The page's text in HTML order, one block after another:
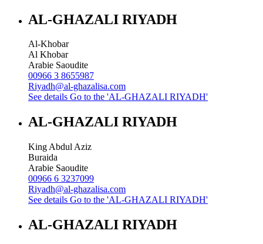
AL-GHAZALI RIYADH
Al-Khobar
Al Khobar
Arabie Saoudite
00966 3 8655987
Riyadh@al-ghazalisa.com
See details Go to the 'AL-GHAZALI RIYADH'
AL-GHAZALI RIYADH
King Abdul Aziz
Buraida
Arabie Saoudite
00966 6 3237099
Riyadh@al-ghazalisa.com
See details Go to the 'AL-GHAZALI RIYADH'
AL-GHAZALI RIYADH